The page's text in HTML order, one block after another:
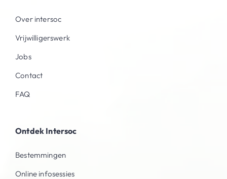
Over intersoc
Vrijwilligerswerk
Jobs
Contact
FAQ
Ontdek Intersoc
Bestemmingen
Online infosessies